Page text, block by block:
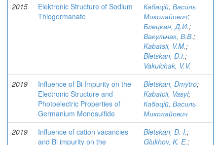
2015
Elektronic Structure of Sodium
Thiogermanate
Кабацій, Василь
Миколайович;
Блецкан, Д.И.;
Вакульчак, В.В.;
Kabatsii, V.M.;
Bletskan, D.І.;
Vakulchak, V.V.
2019
Influence of Bi Impurity on the
Electronic Structure and
Photoelectric Properties of
Germanium Monosulfide
Bletskan, Dmytro;
Kabatcii, Vasyl;
Кабацій, Василь
Миколайович
2019
Influence of cation vacancies
and Bi impurity on the
Bletskan, D. I.;
Glukhov, K. E.;